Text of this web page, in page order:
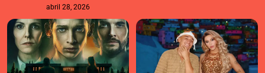
abril 28, 2026